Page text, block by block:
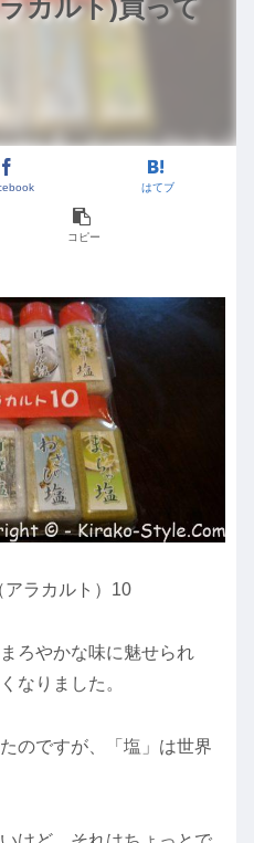
カルト)買って
はてブ
コピー
ラカルト）10
ろやかな味に魅せられ
なりました。
のですが、「塩」は世界